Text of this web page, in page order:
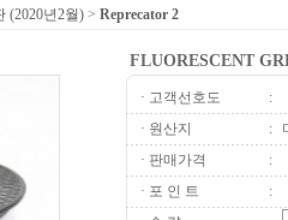
(2020년2월) > Reprecator 2
FLUORESCENT
· 고객선호도
:
· 원산지
:
· 판매가격
:
· 포 인 트
: